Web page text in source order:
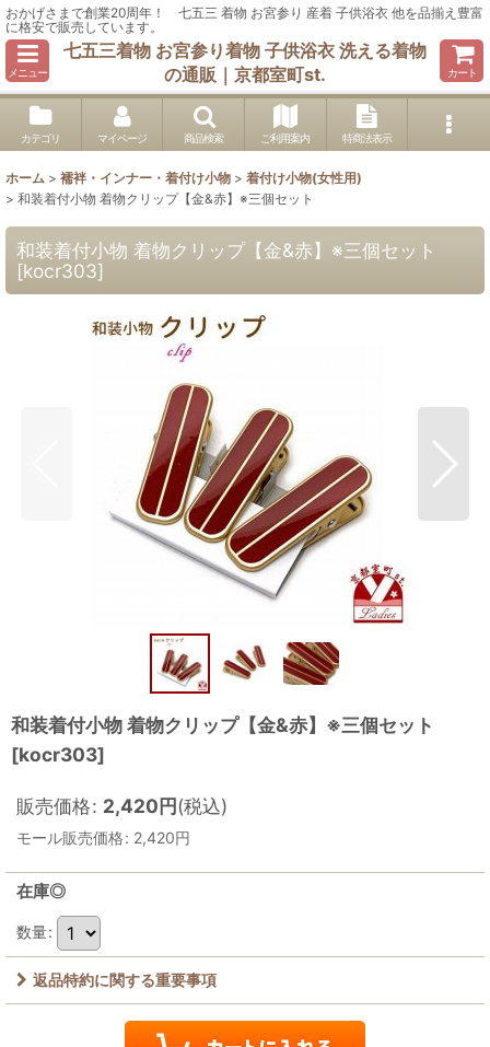
おかげさまで創業20周年！ 七五三 着物 お宮参り 産着 子供浴衣 他を品揃え豊富
に格安で販売しています。
メニュー
七五三着物 お宮参り着物 子供浴衣 洗える着物
の通販｜京都室町st.
カート
カテゴリ マイページ 商品検索 ご利用案内 特商法表示
ホーム > 襦袢・インナー・着付け小物 > 着付け小物(女性用)
> 和装着付小物 着物クリップ【金&赤】※三個セット
和装着付小物 着物クリップ【金&赤】※三個セット
[kocr303]
和装着付小物 着物クリップ【金&赤】※三個セット
[kocr303]
販売価格: 2,420円(税込)
モール販売価格: 2,420円
在庫◎
数量:
返品特約に関する重要事項